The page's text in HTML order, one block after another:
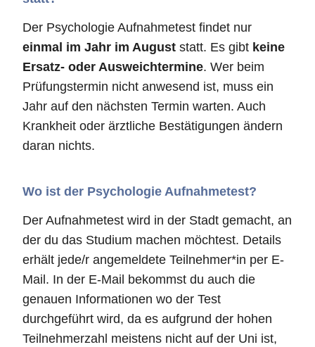
Der Psychologie Aufnahmetest findet nur
einmal im Jahr im August statt. Es gibt keine
Ersatz- oder Ausweichtermine. Wer beim
Prüfungstermin nicht anwesend ist, muss ein
Jahr auf den nächsten Termin warten. Auch
Krankheit oder ärztliche Bestätigungen ändern
daran nichts.
Wo ist der Psychologie Aufnahmetest?
Der Aufnahmetest wird in der Stadt gemacht, an
der du das Studium machen möchtest. Details
erhält jede/r angemeldete Teilnehmer*in per E-
Mail. In der E-Mail bekommst du auch die
genauen Informationen wo der Test
durchgeführt wird, da es aufgrund der hohen
Teilnehmerzahl meistens nicht auf der Uni ist,